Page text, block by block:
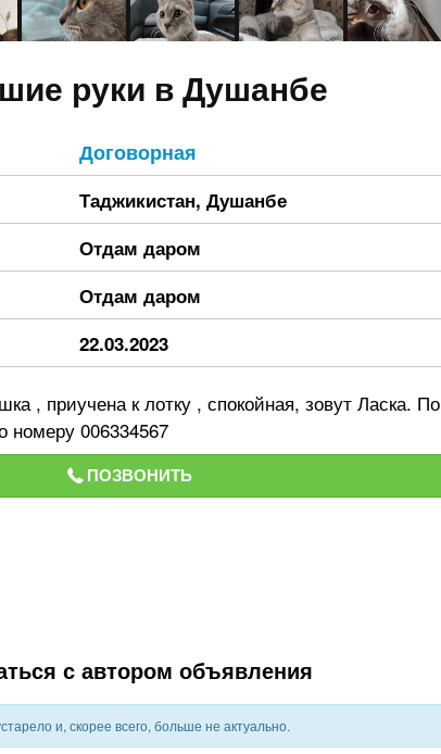
руки в Душанбе
Договорная
Таджикистан, Душанбе
Отдам даром
Отдам даром
22.03.2023
, приучена к лотку , спокойная, зовут Ласка. По
номеру 006334567
ПОЗВОНИТЬ
с автором объявления
и, скорее всего, больше не актуально.